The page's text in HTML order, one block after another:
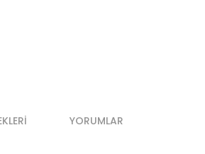
YORUMLAR